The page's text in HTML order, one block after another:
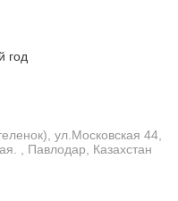
год
ул.Московская 44,
, Павлодар, Казахстан